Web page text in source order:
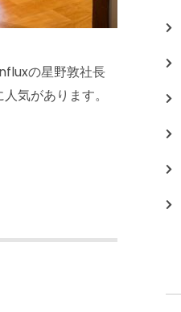
の星野敦社長
気があります。